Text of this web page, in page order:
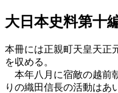
大日本史料第十
本冊には正親町天皇天正
を収める。
本年八月に宿敵の越前
りの織田信長の活動はあ